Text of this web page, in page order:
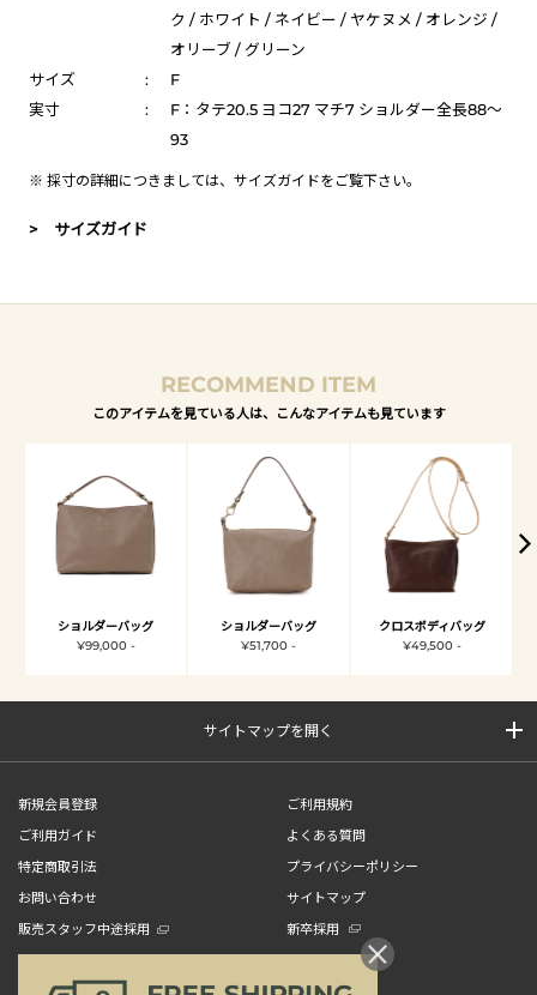
ク / ホワイト / ネイビー / ヤケヌメ / オレンジ /
オリーブ / グリーン
サイズ
:
F
実寸
:
F：タテ20.5 ヨコ27 マチ7 ショルダー全長88～
93
※ 採寸の詳細につきましては、 サイズガイドをご覧下さい。
> サイズガイド
RECOMMEND ITEM
このアイテムを見ている人は、こんなアイテムも見ています
ショルダーバッグ
¥99,000 -
ショルダーバッグ
¥51,700 -
クロスボディバッグ
¥49,500 -
サイトマップを開く
新規会員登録
ご利用規約
ご利用ガイド
よくある質問
特定商取引法
プライバシーポリシー
お問い合わせ
サイトマップ
販売スタッフ中途採用
新卒採用